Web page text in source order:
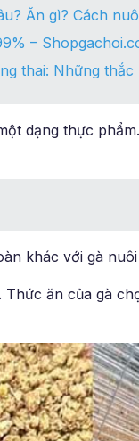
Ăn gì? Cách
–
thai: Những thắc
dạng thực
khác với gà
ăn của gà